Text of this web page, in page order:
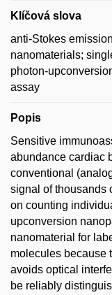
Klíčová slova
anti-Stokes
nanomaterials;
photon-
assay
Popis
Sensitive
abundance cardiac
conventional
signal of thousands
on counting
upconversion
nanomaterial for
molecules because
avoids optical
be reliably